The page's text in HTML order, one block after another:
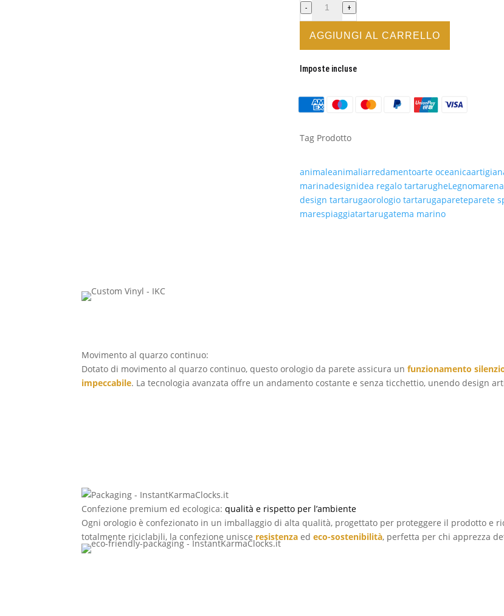
-
IN
QUANTITÀ
- +
AGGIUNGI AL CARRELLO
Imposte incluse
Tag Prodotto
animaleanimaliarredamentoarte oceanica
marinadesignidea regalo tartarugheLegnomare
design tartarugaorologio tartarugapareteparete
marespiaggiatartarugatema marino
Movimento al quarzo continuo:
Dotato di movimento al quarzo continuo, questo orologio da parete assicura unfunzionamento
impeccabile. La tecnologia avanzata offre un andamento costante e senza ticchettio, unendo design
Confezione premium ed ecologica:qualità e rispetto per l’ambiente
Ogni orologio è confezionato in un imballaggio di alta qualità, progettato per proteggere il prodotto e
totalmente riciclabili, la confezione unisce resistenza edeco-sostenibilità, perfetta per chi apprezza